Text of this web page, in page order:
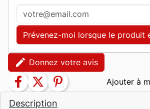
Description
Prévenez-moi lorsque le produit
edit Donnez votre avis
facebook twitter pinterest